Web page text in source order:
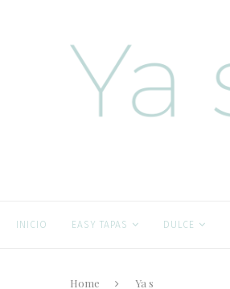
INICIO EASY TAPAS DULCE
Home Ya s